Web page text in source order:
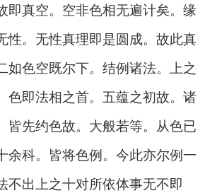
即真空。空非色相无遍计矣。缘
性。无性真理即是圆成。故此真
如色空既尔下。结例诸法。上之
色即法相之首。五蕴之初故。诸
皆先约色故。大般若等。从色已
余科。皆将色例。今此亦尔例一
不出上之十对所依体事无不即